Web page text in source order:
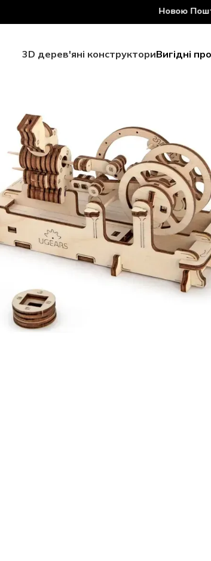
Безкоштовна доставка Новою Поштою
3D дерев'яні конструкториВигідні